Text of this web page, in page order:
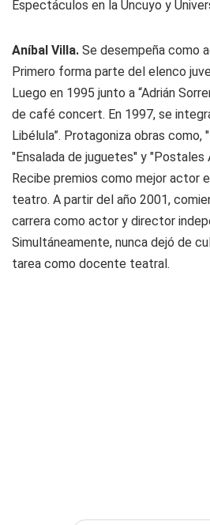
Espectáculos en la Uncuyo y
Aníbal Villa. Se desempeña como
Primero forma parte del elenco
Luego en 1995 junto a “Adrián
de café concert. En 1997, se
Libélula”. Protagoniza obras como,
"Ensalada de juguetes" y "Postales
Recibe premios como mejor actor
teatro. A partir del año 2001,
carrera como actor y director
Simultáneamente, nunca dejó de
tarea como docente teatral.